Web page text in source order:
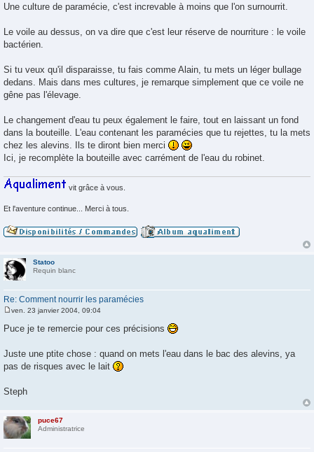
g
Une culture de paramécie, c'est increvable à moins que l'on surnourrit.
Le voile au dessus, on va dire que c'est leur réserve de nourriture : le voile
bactérien.
Si tu veux qu'il disparaisse, tu fais comme Alain, tu mets un léger bullage
dedans. Mais dans mes cultures, je remarque simplement que ce voile ne
gêne pas l'élevage.
Le changement d'eau tu peux également le faire, tout en laissant un fond
dans la bouteille. L'eau contenant les paramécies que tu rejettes, tu la mets
chez les alevins. Ils te diront bien merci
Ici, je recomplète la bouteille avec carrément de l'eau du robinet.
vit grâce à vous.
Et l'aventure continue... Merci à tous.
Statoo
Requin blanc
Re: Comment nourrir les paramécies
s
g
e
ven. 23 janvier 2004, 09:04
Puce je te remercie pour ces précisions
Juste une ptite chose : quand on mets l'eau dans le bac des alevins, ya
pas de risques avec le lait
Steph
puce67
Administratrice